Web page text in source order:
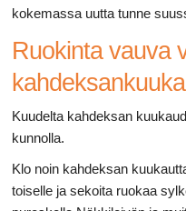
kokemassa uutta tunne
Ruokinta vauva
Kuudelta kahdeksan
kunnolla.
Klo noin kahdeksan
toiselle ja sekoita ruokaa